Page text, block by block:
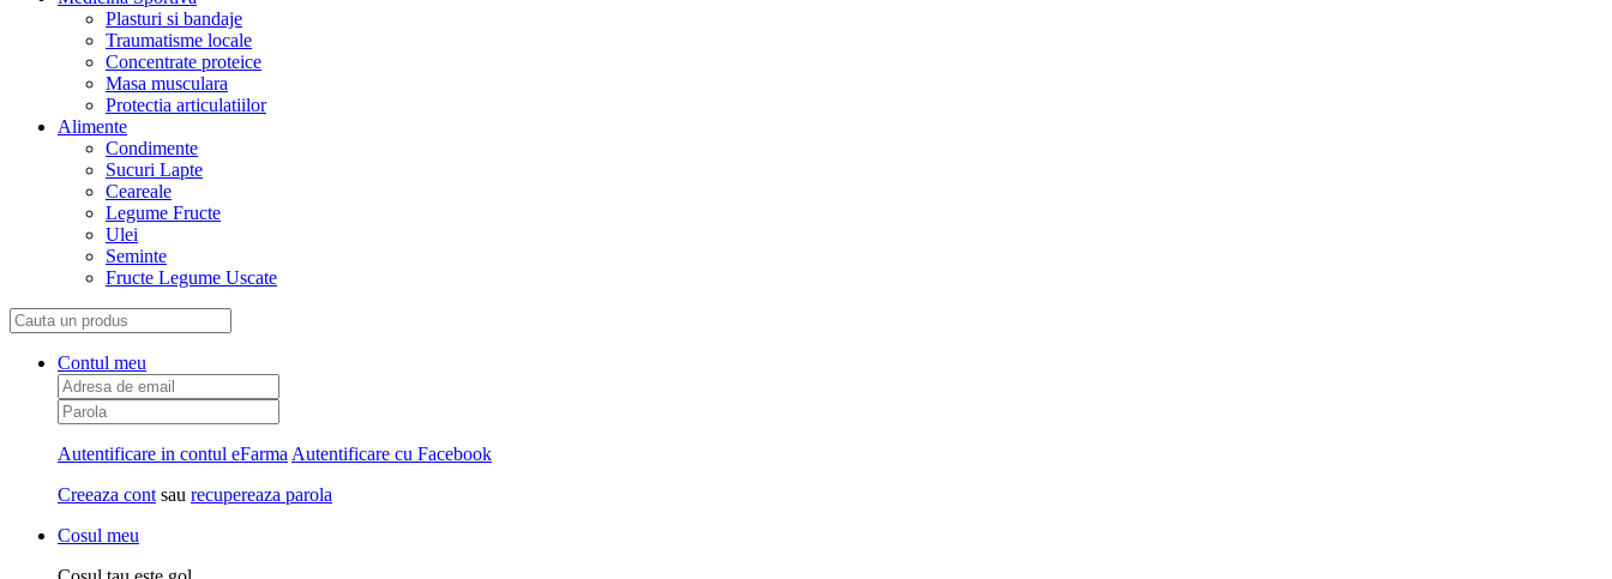
Plasturi si bandaje
Traumatisme locale
Concentrate proteice
Masa musculara
Protectia articulatiilor
Alimente
Condimente
Sucuri Lapte
Ceareale
Legume Fructe
Ulei
Seminte
Fructe Legume Uscate
Contul meu
Autentificare in contul eFarma Autentificare cu Facebook
Creeaza cont sau recupereaza parola
Cosul meu